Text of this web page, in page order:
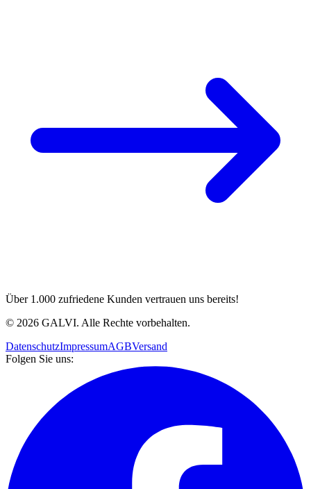
Über 1.000 zufriedene Kunden vertrauen uns bereits!
© 2026 GALVI. Alle Rechte vorbehalten.
DatenschutzImpressumAGBVersand
Folgen Sie uns: